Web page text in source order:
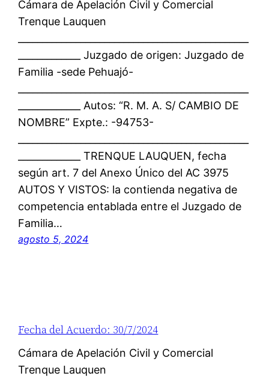
Cámara de Apelación Civil y Comercial
Trenque Lauquen
_____________ Juzgado de origen: Juzgado de
Familia -sede Pehuajó-
_____________ Autos: “R. M. A. S/ CAMBIO DE
NOMBRE” Expte.: -94753-
_____________ TRENQUE LAUQUEN, fecha
según art. 7 del Anexo Único del AC 3975
AUTOS Y VISTOS: la contienda negativa de
competencia entablada entre el Juzgado de
Familia…
agosto 5, 2024
Fecha del Acuerdo: 30/7/2024
Cámara de Apelación Civil y Comercial
Trenque Lauquen